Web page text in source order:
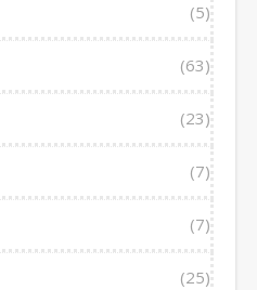
(5)
(63)
(23)
(7)
(7)
(25)